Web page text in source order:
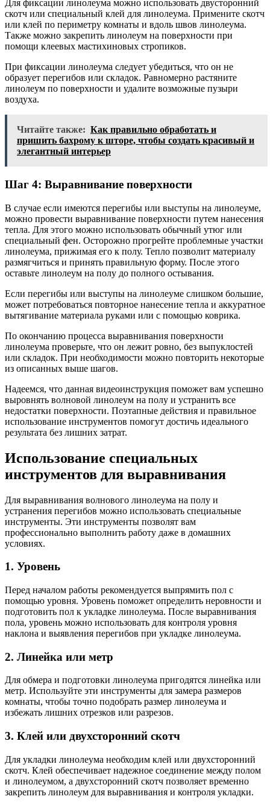
Для фиксации линолеума можно использовать двусторонний
скотч или специальный клей для линолеума. Примените скотч
или клей по периметру комнаты и вдоль швов линолеума.
Также можно закрепить линолеум на поверхности при
помощи клеевых мастихиновых стропиков.
При фиксации линолеума следует убедиться, что он не
образует перегибов или складок. Равномерно растяните
линолеум по поверхности и удалите возможные пузыри
воздуха.
Читайте также: Как правильно обработать и
пришить бахрому к шторе, чтобы создать красивый и
элегантный интерьер
Шаг 4: Выравнивание поверхности
В случае если имеются перегибы или выступы на линолеуме,
можно провести выравнивание поверхности путем нанесения
тепла. Для этого можно использовать обычный утюг или
специальный фен. Осторожно прогрейте проблемные участки
линолеума, прижимая его к полу. Тепло позволит материалу
размягчиться и принять правильную форму. После этого
оставьте линолеум на полу до полного остывания.
Если перегибы или выступы на линолеуме слишком большие,
может потребоваться повторное нанесение тепла и аккуратное
вытягивание материала руками или с помощью коврика.
По окончанию процесса выравнивания поверхности
линолеума проверьте, что он лежит ровно, без выпуклостей
или складок. При необходимости можно повторить некоторые
из описанных выше шагов.
Надеемся, что данная видеоинструкция поможет вам успешно
выровнять волновой линолеум на полу и устранить все
недостатки поверхности. Поэтапные действия и правильное
использование инструментов помогут достичь идеального
результата без лишних затрат.
Использование специальных
инструментов для выравнивания
Для выравнивания волнового линолеума на полу и
устранения перегибов можно использовать специальные
инструменты. Эти инструменты позволят вам
профессионально выполнить работу даже в домашних
условиях.
1. Уровень
Перед началом работы рекомендуется выпрямить пол с
помощью уровня. Уровень поможет определить неровности и
подготовить пол к укладке линолеума. После выравнивания
пола, уровень можно использовать для контроля уровня
наклона и выявления перегибов при укладке линолеума.
2. Линейка или метр
Для обмера и подготовки линолеума пригодятся линейка или
метр. Используйте эти инструменты для замера размеров
комнаты, чтобы точно подобрать размер линолеума и
избежать лишних отрезков или разрезов.
3. Клей или двухсторонний скотч
Для укладки линолеума необходим клей или двухсторонний
скотч. Клей обеспечивает надежное соединение между полом
и линолеумом, а двухсторонний скотч позволяет временно
закрепить линолеум для выравнивания и контроля укладки.